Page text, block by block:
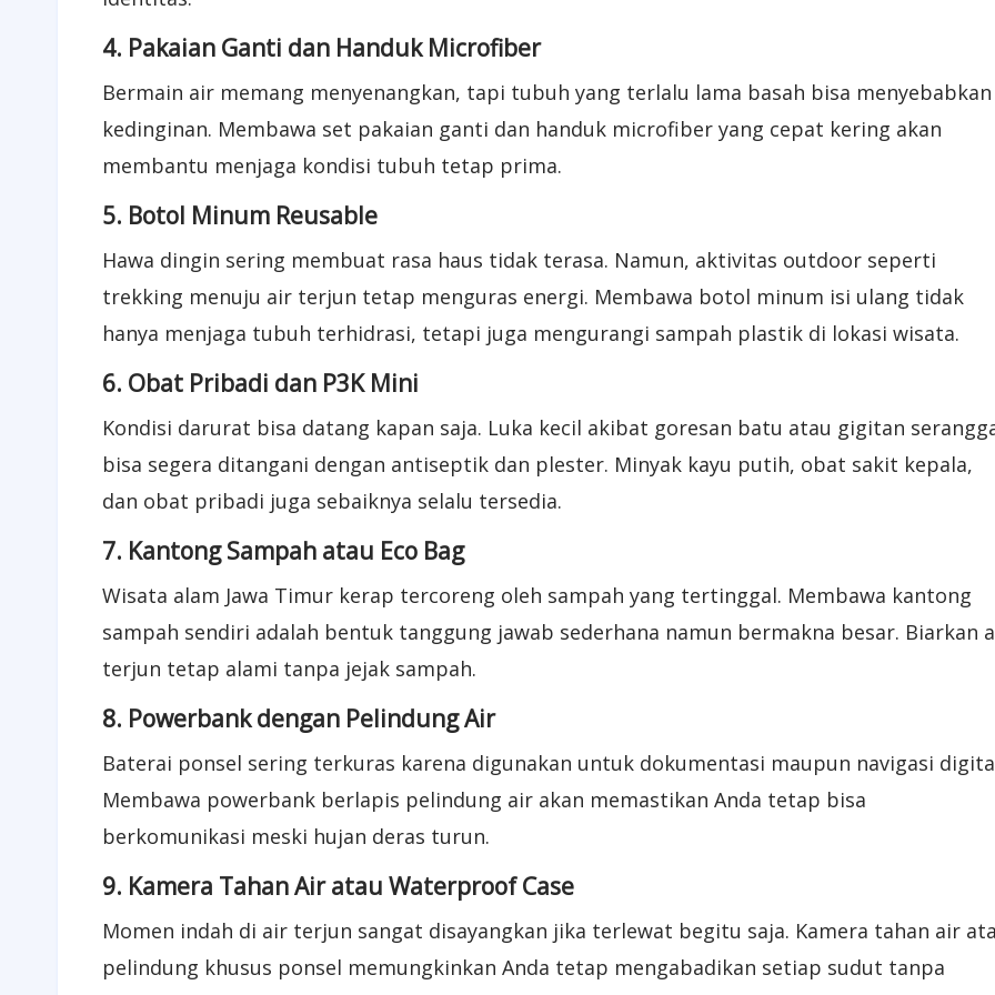
4. Pakaian Ganti dan Handuk Microfiber
Bermain air memang menyenangkan, tapi tubuh yang terlalu lama basah bisa menyebabkan
kedinginan. Membawa set pakaian ganti dan handuk microfiber yang cepat kering akan
membantu menjaga kondisi tubuh tetap prima.
5. Botol Minum Reusable
Hawa dingin sering membuat rasa haus tidak terasa. Namun, aktivitas outdoor seperti
trekking menuju air terjun tetap menguras energi. Membawa botol minum isi ulang tidak
hanya menjaga tubuh terhidrasi, tetapi juga mengurangi sampah plastik di lokasi wisata.
6. Obat Pribadi dan P3K Mini
Kondisi darurat bisa datang kapan saja. Luka kecil akibat goresan batu atau gigitan
bisa segera ditangani dengan antiseptik dan plester. Minyak kayu putih, obat sakit kepala,
dan obat pribadi juga sebaiknya selalu tersedia.
7. Kantong Sampah atau Eco Bag
Wisata alam Jawa Timur kerap tercoreng oleh sampah yang tertinggal. Membawa kantong
sampah sendiri adalah bentuk tanggung jawab sederhana namun bermakna besar. Biarkan
terjun tetap alami tanpa jejak sampah.
8. Powerbank dengan Pelindung Air
Baterai ponsel sering terkuras karena digunakan untuk dokumentasi maupun navigasi
Membawa powerbank berlapis pelindung air akan memastikan Anda tetap bisa
berkomunikasi meski hujan deras turun.
9. Kamera Tahan Air atau Waterproof Case
Momen indah di air terjun sangat disayangkan jika terlewat begitu saja. Kamera tahan air
pelindung khusus ponsel memungkinkan Anda tetap mengabadikan setiap sudut tanpa